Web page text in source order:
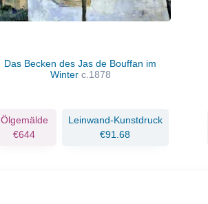
Das Becken des Jas de Bouffan im
Winter c.1878
Ölgemälde
€644
Leinwand-Kunstdruck
€91.68